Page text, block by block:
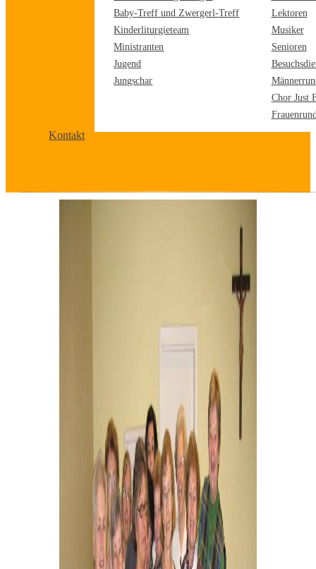
Baby-Treff und Zwergerl-Treff
Kinderliturgieteam
Ministranten
Jugend
Jungschar
Lektoren
Musiker
Senioren
Chor Just
Kontakt